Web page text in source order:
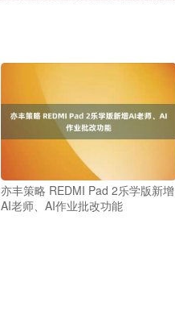
亦丰策略 REDMI Pad 2乐学版新增
AI老师、AI作业批改功能